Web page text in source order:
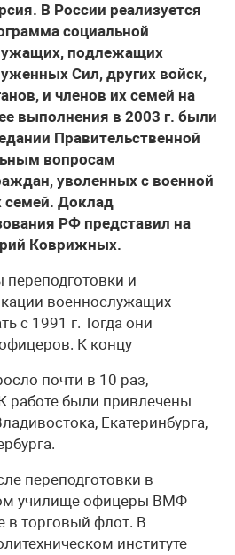
В России реализуется
социальной
подлежащих
Сил, других войск,
и членов их семей на
выполнения в 2003 г. были
Правительственной
вопросам
уволенных с военной
семей. Доклад
РФ представил на
Коврижных.
и
военнослужащих
с 1991 г. Тогда они
К концу
почти в 10 раз,
работе были привлечены
Екатеринбурга,
переподготовки в
училище офицеры ВМФ
в торговый флот. В
институте